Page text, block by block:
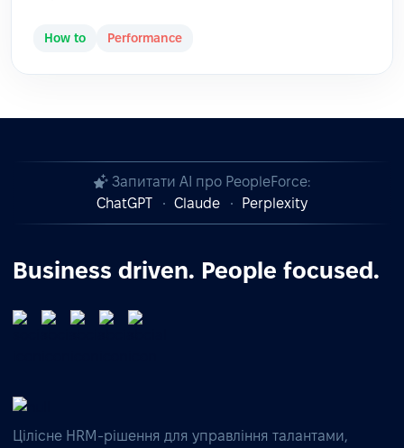
How to Performance
Запитати AI про PeopleForce:
ChatGPT
Claude Perplexity
Business driven. People focused.
Цілісне HRM-рішення для управління талантами,